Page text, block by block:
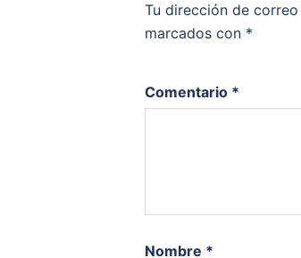
Tu dirección de
marcados con *
Comentario *
Nombre *